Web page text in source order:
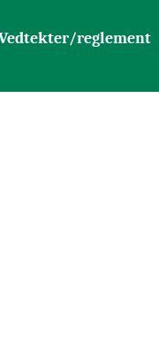
reglement